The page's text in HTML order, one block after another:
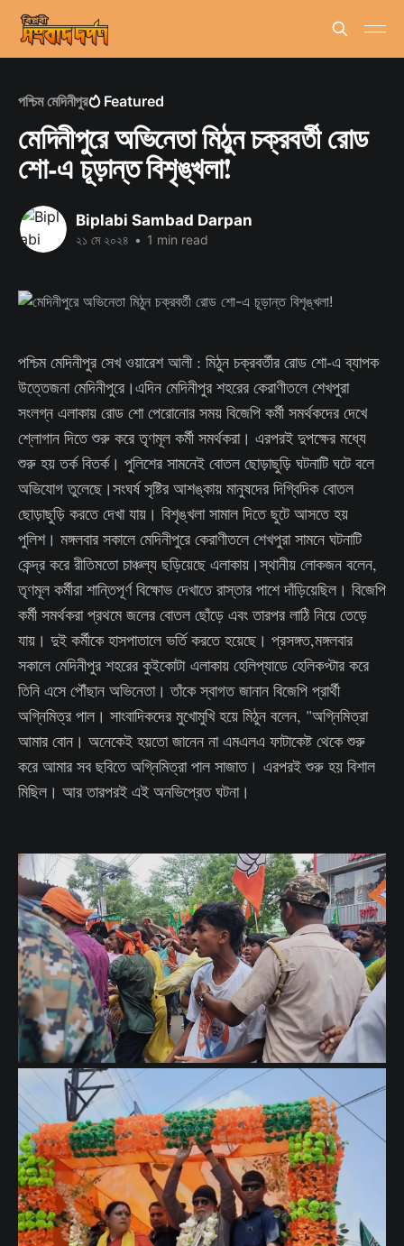
পশ্চিম মেদিনীপুর Featured
মেদিনীপুরে অভিনেতা মিঠুন চক্রবর্তী রোড
শো-এ চূড়ান্ত বিশৃঙ্খলা!
Biplabi Sambad Darpan
২১ মে ২০২৪ • 1 min read
পশ্চিম মেদিনীপুর সেখ ওয়ারেশ আলী : মিঠুন চক্রবর্তীর রোড শো-এ ব্যাপক
উত্তেজনা মেদিনীপুরে।এদিন মেদিনীপুর শহরের কেরাণীতলে শেখপুরা
সংলগ্ন এলাকায় রোড শো পেরোনোর সময় বিজেপি কর্মী সমর্থকদের দেখে
শ্লোগান দিতে শুরু করে তৃণমূল কর্মী সমর্থকরা। এরপরই দুপক্ষের মধ্যে
শুরু হয় তর্ক বিতর্ক। পুলিশের সামনেই বোতল ছোড়াছুড়ি ঘটনাটি ঘটে বলে
অভিযোগ তুলেছে।সংঘর্ষ সৃষ্টির আশঙ্কায় মানুষদের দিগ্বিদিক বোতল
ছোড়াছুড়ি করতে দেখা যায়। বিশৃঙ্খলা সামাল দিতে ছুটে আসতে হয়
পুলিশ। মঙ্গলবার সকালে মেদিনীপুরে কেরাণীতলে শেখপুরা সামনে ঘটনাটি
কেন্দ্র করে রীতিমতো চাঞ্চল্য ছড়িয়েছে এলাকায়।স্থানীয় লোকজন বলেন,
তৃণমূল কর্মীরা শান্তিপূর্ণ বিক্ষোভ দেখাতে রাস্তার পাশে দাঁড়িয়েছিল। বিজেপি
কর্মী সমর্থকরা প্রথমে জলের বোতল ছোঁড়ে এবং তারপর লাঠি নিয়ে তেড়ে
যায়। দুই কর্মীকে হাসপাতালে ভর্তি করতে হয়েছে। প্রসঙ্গত,মঙ্গলবার
সকালে মেদিনীপুর শহরের কুইকোটা এলাকায় হেলিপ্যাডে হেলিকপ্টার করে
তিনি এসে পৌঁছান অভিনেতা। তাঁকে স্বাগত জানান বিজেপি প্রার্থী
অগ্নিমিত্র পাল। সাংবাদিকদের মুখোমুখি হয়ে মিঠুন বলেন, "অগ্নিমিত্রা
আমার বোন। অনেকেই হয়তো জানেন না এমএলএ ফাটাকেষ্ট থেকে শুরু
করে আমার সব ছবিতে অগ্নিমিত্রা পাল সাজাত। এরপরই শুরু হয় বিশাল
মিছিল। আর তারপরই এই অনভিপ্রেত ঘটনা।